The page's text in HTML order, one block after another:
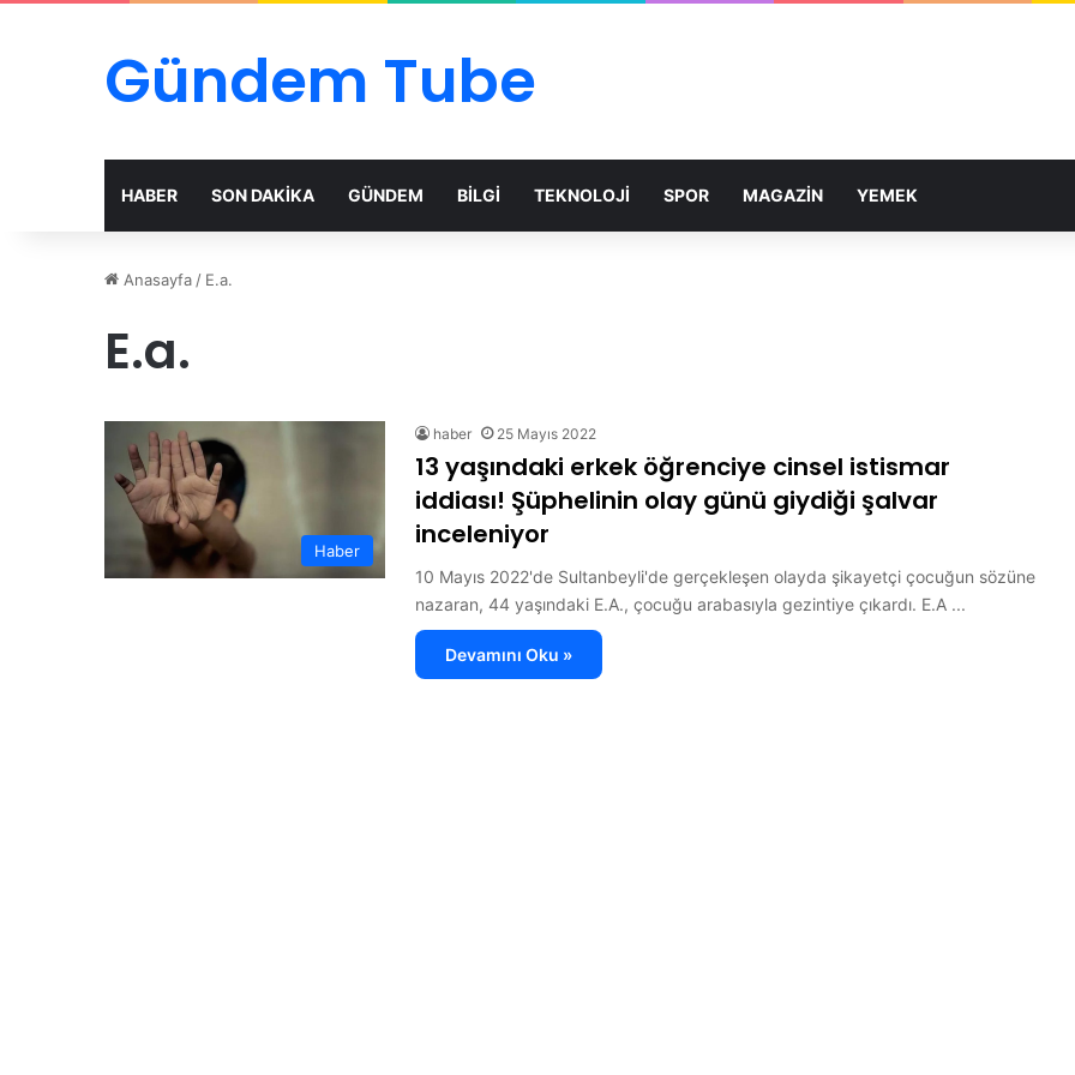
Gündem Tube
HABER SON DAKİKA GÜNDEM BİLGİ TEKNOLOJİ SPOR MAGAZİN YEMEK
Anasayfa / E.a.
E.a.
Haber
haber 25 Mayıs 2022
13 yaşındaki erkek öğrenciye cinsel istismar
iddiası! Şüphelinin olay günü giydiği şalvar
inceleniyor
10 Mayıs 2022'de Sultanbeyli'de gerçekleşen olayda şikayetçi çocuğun sözüne
nazaran, 44 yaşındaki E.A., çocuğu arabasıyla gezintiye çıkardı. E.A ...
Devamını Oku »